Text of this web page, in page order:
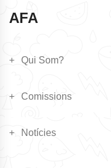
AFA
Qui Som?
Comissions
Notícies